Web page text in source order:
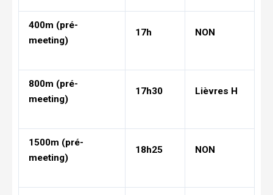
400m (pré-
meeting)
17h NON
800m (pré-
meeting)
17h30 Lièvres H
1500m (pré-
meeting)
18h25 NON